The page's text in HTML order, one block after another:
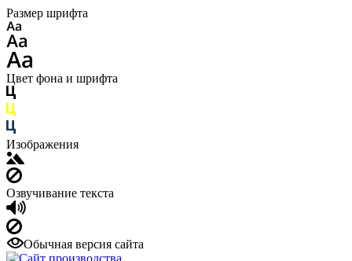
Размер шрифта
Цвет фона и шрифта
Изображения
Озвучивание текста
Обычная версия сайта